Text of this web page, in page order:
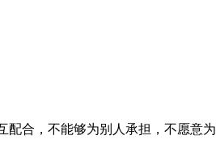
配合，不能够为别人承担，不愿意